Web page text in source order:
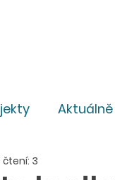
Aktuálně
3